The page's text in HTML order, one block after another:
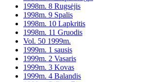
1998m. 8 Rugsėjis
1998m. 9 Spalis
1998m. 10 Lapkritis
1998m. 11 Gruodis
Vol. 50 1999m.
1999m. 1 sausis
1999m. 2 Vasaris
1999m. 3 Kovas
1999m. 4 Balandis